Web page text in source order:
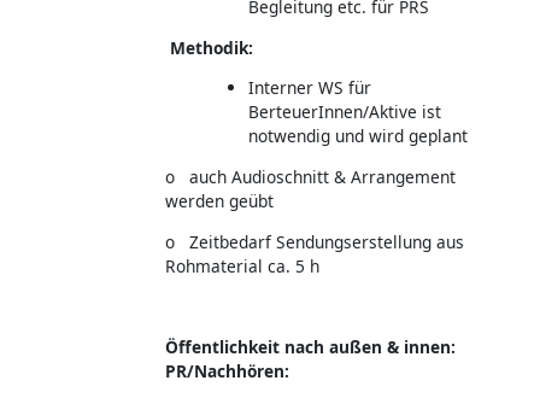
Begleitung etc. für PRS
Methodik:
Interner WS für
BerteuerInnen/Aktive ist
notwendig und wird geplant
o auch Audioschnitt & Arrangement
werden geübt
o Zeitbedarf Sendungserstellung aus
Rohmaterial ca. 5 h
Öffentlichkeit nach außen & innen:
PR/Nachhören: